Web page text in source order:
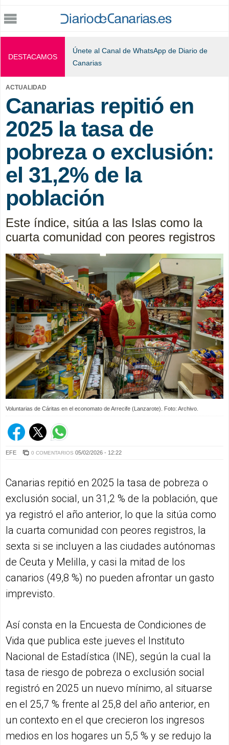
DESTACAMOS
Únete al Canal de WhatsApp de Diario de
Canarias
ACTUALIDAD
Canarias repitió en
2025 la tasa de
pobreza o exclusión:
el 31,2% de la
población
Este índice, sitúa a las Islas como la
cuarta comunidad con peores registros
Voluntarias de Cáritas en el economato de Arrecife (Lanzarote). Foto: Archivo.
EFE 0 COMENTARIOS 05/02/2026 - 12:22
Canarias repitió en 2025 la tasa de pobreza o
exclusión social, un 31,2 % de la población, que
ya registró el año anterior, lo que la sitúa como
la cuarta comunidad con peores registros, la
sexta si se incluyen a las ciudades autónomas
de Ceuta y Melilla, y casi la mitad de los
canarios (49,8 %) no pueden afrontar un gasto
imprevisto.
Así consta en la Encuesta de Condiciones de
Vida que publica este jueves el Instituto
Nacional de Estadística (INE), según la cual la
tasa de riesgo de pobreza o exclusión social
registró en 2025 un nuevo mínimo, al situarse
en el 25,7 % frente al 25,8 del año anterior, en
un contexto en el que crecieron los ingresos
medios en los hogares un 5,5 % y se redujo la